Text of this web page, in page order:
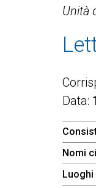
Unità
Data
Nomi
Luoghi